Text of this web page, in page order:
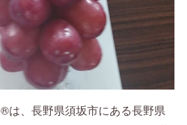
は、長野県須坂市にある長野県